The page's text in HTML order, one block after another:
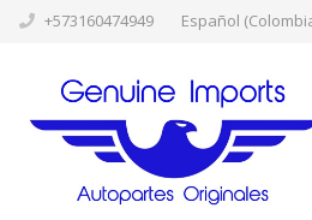
+573160474949 Español